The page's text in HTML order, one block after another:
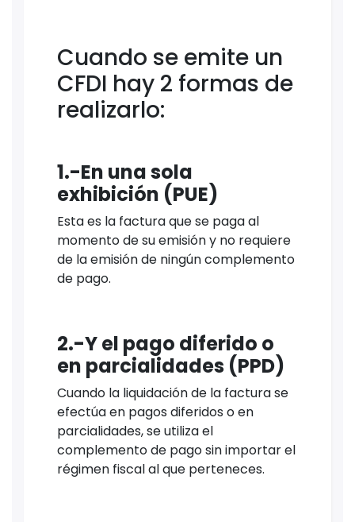
Cuando se emite un
CFDI hay 2 formas de
realizarlo:
1.-En una sola
exhibición (PUE)
Esta es la factura que se paga al
momento de su emisión y no requiere
de la emisión de ningún complemento
de pago.
2.-Y el pago diferido o
en parcialidades (PPD)
Cuando la liquidación de la factura se
efectúa en pagos diferidos o en
parcialidades, se utiliza el
complemento de pago sin importar el
régimen fiscal al que perteneces.